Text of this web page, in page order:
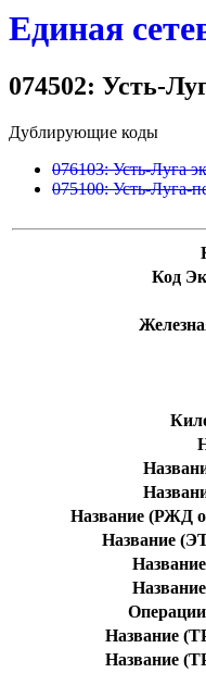
Единая
074502: Усть-
Дублирующие коды
076103: Усть-Луга
075100: Усть-Луга-
Код
Название (РЖД
Название
Название
Название